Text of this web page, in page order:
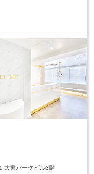
大宮パークビル3階